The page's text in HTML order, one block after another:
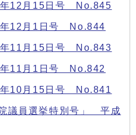
12月15日号 No.845
12月1日号 No.844
11月15日号 No.843
11月1日号 No.842
10月15日号 No.841
議員選挙特別号」 平成